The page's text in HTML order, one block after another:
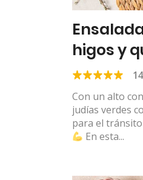
higos y
cabra
Con un alto
judías verdes
para el
En esta...